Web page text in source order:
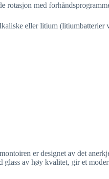
med
eller litium (litiumbatterier
er designet av det
av høy kvalitet, gir et